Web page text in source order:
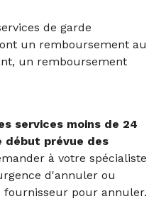
de garde
un remboursement au
un remboursement
services moins de 24
début prévue des
à votre spécialiste
d'annuler ou
pour annuler.